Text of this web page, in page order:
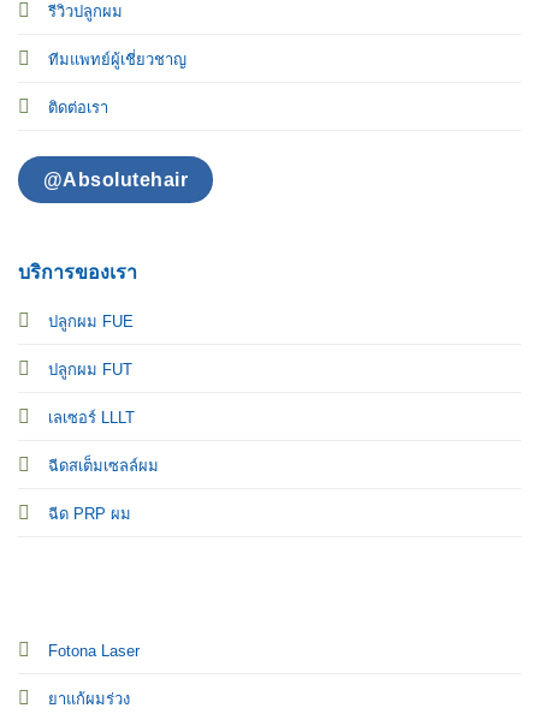
บริการของเรา
ปลูกผม FUE
ปลูกผม FUT
เลเซอร์ LLLT
ฉีดสเต็มเซลล์ผม
ฉีด PRP ผม
Fotona Laser
ยาแก้ผมร่วง
รีวิวปลูกผม
ทีมแพทย์ผู้เชี่ยวชาญ
ติดต่อเรา
@Absolutehair